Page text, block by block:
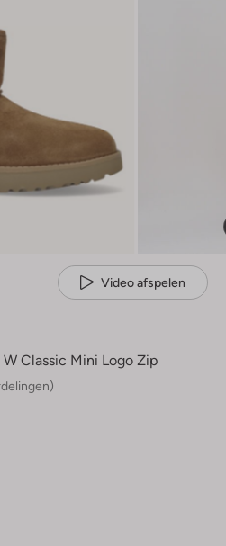
Video afspelen
Classic Mini Logo Zip